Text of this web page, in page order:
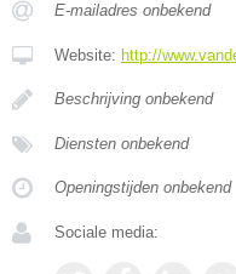
E-mailadres onbekend
Website: http://
Beschrijving onbekend
Diensten onbekend
Openingstijden onbekend
Sociale media: